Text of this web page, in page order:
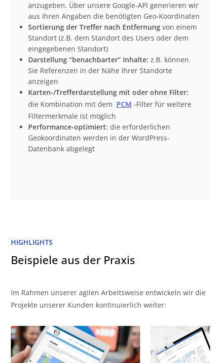
anzugeben. Über unsere Google-API generieren wir
aus Ihren Angaben die benötigten Geo-Koordinaten
Sortierung der Treffer nach Entfernungvon einem
Standort (z.B. dem Standort des Users oder dem
eingegebenen Standort)
Darstellung “benachbarter” Inhalte: z.B. können
Sie Referenzen in der Nähe Ihrer Standorte
anzeigen
Karten-/Trefferdarstellung mit oder ohne Filter:
die Kombination mit dem PCM -Filter für weitere
Filtermerkmale ist möglich
Performance-optimiert: die erforderlichen
Geokoordinaten werden in der WordPress-
Datenbank abgelegt
HIGHLIGHTS
Beispiele aus der Praxis
Im Rahmen unserer agilen Arbeitsweise entwickeln wir die
Projekte unserer Kunden kontinuierlich weiter: